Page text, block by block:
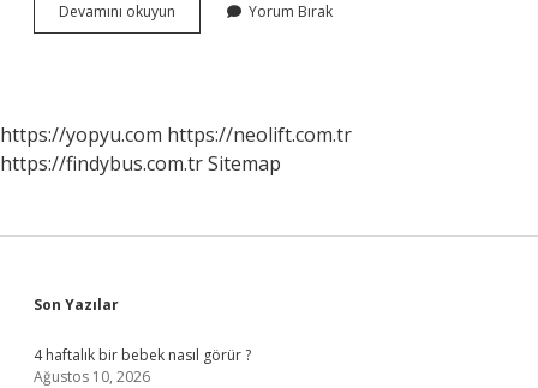
Devamını okuyun
Şerli
Yorum Bırak
https://yopyu.com https://neolift.com.tr
https://findybus.com.trSitemap
Sidebar
Son Yazılar
4 haftalık bir bebek nasıl görür ?
Ağustos 10, 2026